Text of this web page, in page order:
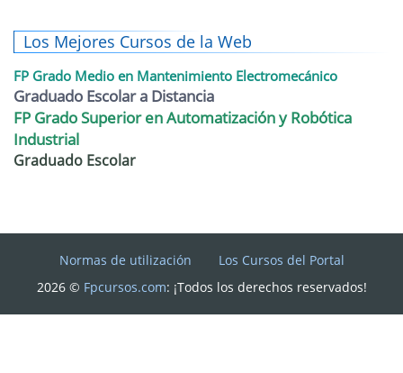
Los Mejores Cursos de la Web
FP Grado Medio en Mantenimiento Electromecánico
Graduado Escolar a Distancia
FP Grado Superior en Automatización y Robótica
Industrial
Graduado Escolar
Normas de utilización
Los Cursos del Portal
2026 © Fpcursos.com: ¡Todos los derechos reservados!